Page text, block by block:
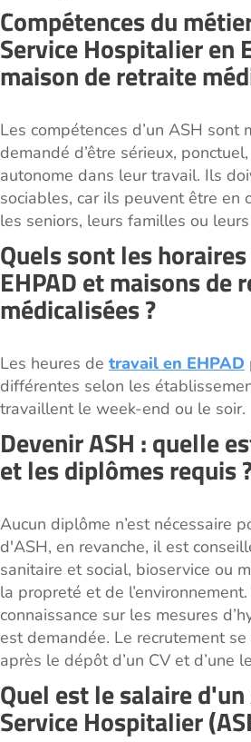
Compétences du
Service Hospitalier en
maison de retraite
Les compétences d’un ASH
demandé d’être sérieux,
autonome dans leur travail. Ils
sociables, car ils peuvent être en
les seniors, leurs familles ou
Quels sont les
EHPAD et maisons de
médicalisées ?
Les heures de travail en EHPAD
différentes selon les
travaillent le week-end ou le soir.
Devenir ASH : quelle
et les diplômes requis
Aucun diplôme n’est nécessaire
d'ASH, en revanche, il est
sanitaire et social, bioservice ou
la propreté et de
connaissance sur les mesures
est demandée. Le recrutement
après le dépôt d’un CV et d’une
Quel est le salaire
Service Hospitalier